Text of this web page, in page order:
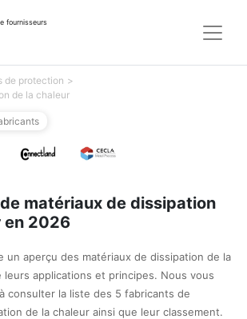
fournisseurs
de protection
de la chaleur
matériaux de dissipation
en 2026
un aperçu des matériaux de dissipation de la
leurs applications et principes. Nous vous
consulter la liste des 5 fabricants de
de la chaleur ainsi que leur classement.